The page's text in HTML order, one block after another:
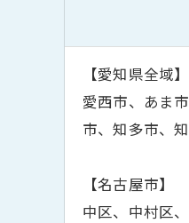
【愛知県全域】
愛西市、あま
市、知多市、
【名古屋市】
中区、中村区